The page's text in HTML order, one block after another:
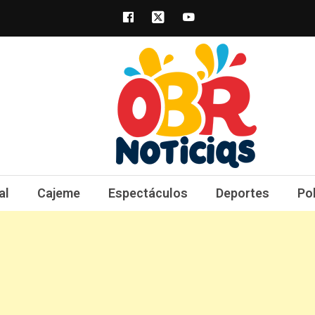
obrnoticias.com
obr noticias noticias, entretenimiento y
Cajeme Espectáculos Deportes